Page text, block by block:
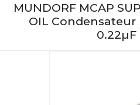
MUNDORF MCAP
OIL Condensateur
0.22µF